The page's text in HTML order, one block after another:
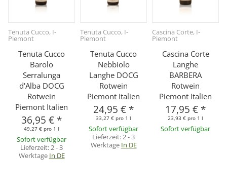
Tenuta Cucco, I-
Piemont
Tenuta Cucco
Barolo
Serralunga
d'Alba DOCG
Rotwein
Piemont Italien
36,95 € *
49,27 € pro 1 l
Sofort verfügbar
Lieferzeit:2 - 3
Werktage In DE
Tenuta Cucco, I-
Piemont
Tenuta Cucco
Nebbiolo
Langhe DOCG
Rotwein
Piemont Italien
24,95 € *
33,27 € pro 1 l
Sofort verfügbar
Lieferzeit:2 - 3
Werktage In DE
Cascina Corte, I-
Piemont
Cascina Corte
Langhe
BARBERA
Rotwein
Piemont Italien
17,95 € *
23,93 € pro 1 l
Sofort verfügbar